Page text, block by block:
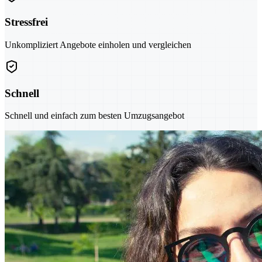
Stressfrei
Unkompliziert Angebote einholen und vergleichen
Schnell
Schnell und einfach zum besten Umzugsangebot